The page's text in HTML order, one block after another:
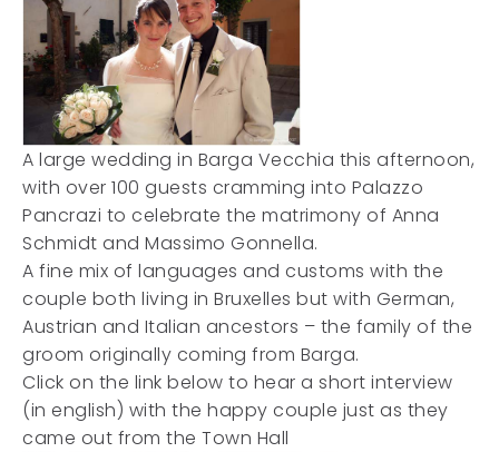
A large wedding in Barga Vecchia this afternoon,
with over 100 guests cramming into Palazzo
Pancrazi to celebrate the matrimony of Anna
Schmidt and Massimo Gonnella.
A fine mix of languages and customs with the
couple both living in Bruxelles but with German,
Austrian and Italian ancestors – the family of the
groom originally coming from Barga.
Click on the link below to hear a short interview
(in english) with the happy couple just as they
came out from the Town Hall